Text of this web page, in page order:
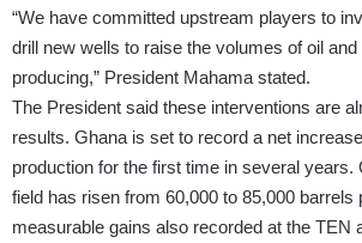
“We have committed upstream players to
drill new wells to raise the volumes of oil
producing,” President Mahama stated.
The President said these interventions are
results. Ghana is set to record a net
production for the first time in several years.
field has risen from 60,000 to 85,000 barrels
measurable gains also recorded at the TEN